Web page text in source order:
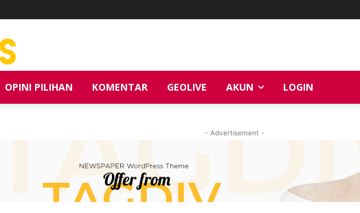
OPINI PILIHAN KOMENTAR GEOLIVE AKUN LOGIN
- Advertisement -